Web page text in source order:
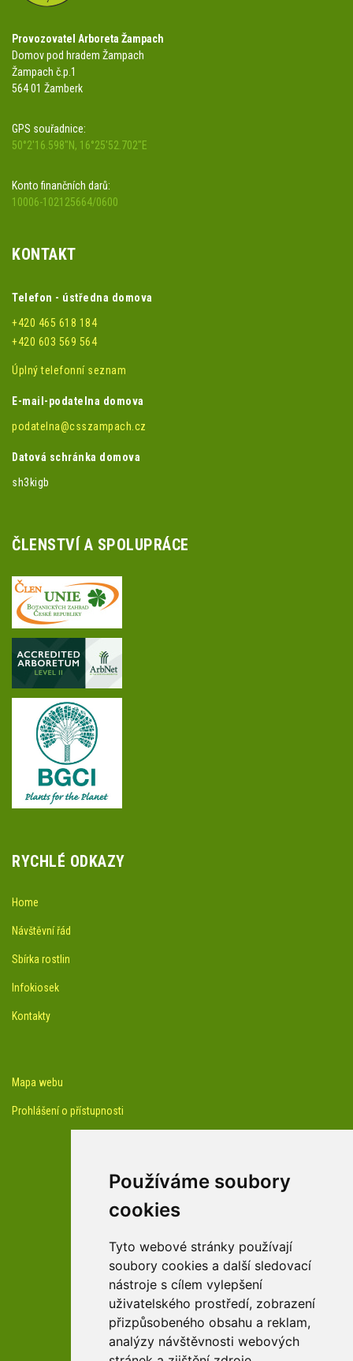
Používáme soubory
cookies
Tyto webové stránky používají
soubory cookies a další sledovací
nástroje s cílem vylepšení
uživatelského prostředí, zobrazení
přizpůsobeného obsahu a reklam,
analýzy návštěvnosti webových
Provozovatel Arboreta Žampach
Domov pod hradem Žampach
Žampach č.p.1
564 01 Žamberk
GPS souřadnice:
50°2'16.598"N, 16°25'52.702"E
Konto finančních darů:
10006-102125664/0600
KONTAKT
Telefon - ústředna domova
+420 465 618 184
+420 603 569 564
Úplný telefonní seznam
E-mail-podatelna domova
podatelna@csszampach.cz
Datová schránka domova
sh3kigb
ČLENSTVÍ A SPOLUPRÁCE
RYCHLÉ ODKAZY
Home
Návštěvní řád
Sbírka rostlin
Infokiosek
Kontakty
Mapa webu
Prohlášení o přístupnosti
Youtube kanál arboreta